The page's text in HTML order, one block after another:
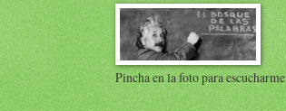
Pincha en la foto para escucharme